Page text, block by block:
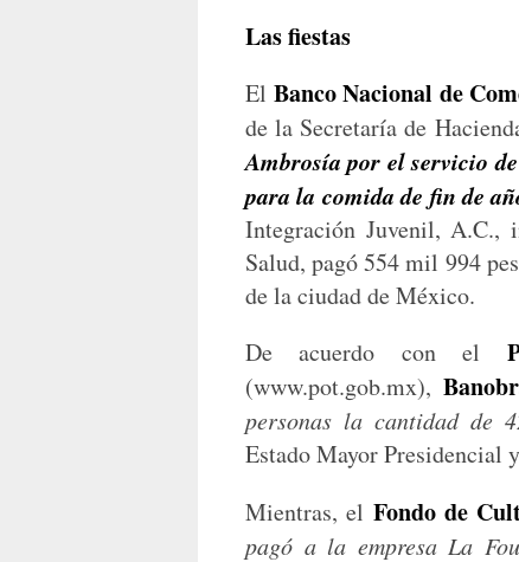
Las fiestas
El Banco Nacional de
de la Secretaría de
Ambrosía por el servicio
para la comida de fin de
Integración Juvenil, A.C.,
Salud, pagó 554 mil 994
de la ciudad de México.
De acuerdo con el
(www.pot.gob.mx),
personas la cantidad de
Estado Mayor Presidencial
Mientras, el Fondo de
pagó a la empresa La